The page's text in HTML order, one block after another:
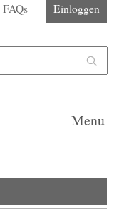
FAQs Einloggen
Menu